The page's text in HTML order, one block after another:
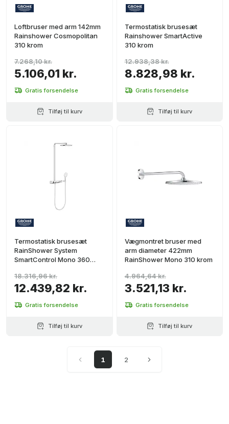
Loftbruser med arm 142mm
Rainshower Cosmopolitan
310 krom
5.106,01 kr.
7.268,10 kr.
Gratis forsendelse
Tilføj til kurv
Termostatisk brusesæt
Rainshower SmartActive
310 krom
8.828,98 kr.
12.938,38 kr.
Gratis forsendelse
Tilføj til kurv
Termostatisk brusesæt
RainShower System
SmartControl Mono 360
12.439,82 kr.
18.316,96 kr.
Gratis forsendelse
Tilføj til kurv
Vægmontret bruser med
arm diameter 422mm
RainShower Mono 310 krom
3.521,13 kr.
4.964,64 kr.
Gratis forsendelse
Tilføj til kurv
1 2